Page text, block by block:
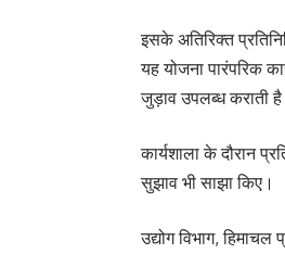
इसके अतिरिक्त
यह योजना पारंपरिक
जुड़ाव उपलब्ध कराती
कार्यशाला के दौरान
सुझाव भी साझा किए।
उद्योग विभाग,